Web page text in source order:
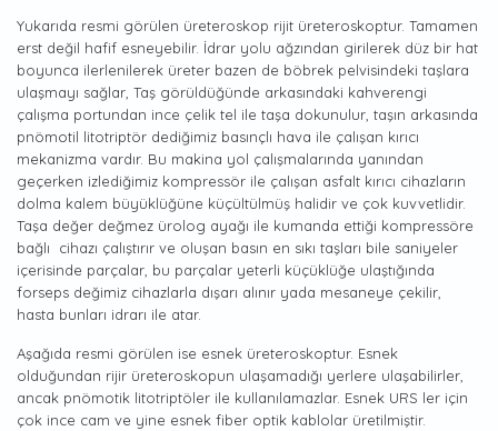
Yukarıda resmi görülen üreteroskop rijit üreteroskoptur. Tamamen
erst değil hafif esneyebilir. İdrar yolu ağzından girilerek düz bir hat
boyunca ilerlenilerek üreter bazen de böbrek pelvisindeki taşlara
ulaşmayı sağlar, Taş görüldüğünde arkasındaki kahverengi
çalışma portundan ince çelik tel ile taşa dokunulur, taşın arkasında
pnömotil litotriptör dediğimiz basınçlı hava ile çalışan kırıcı
mekanizma vardır. Bu makina yol çalışmalarında yanından
geçerken izlediğimiz kompressör ile çalışan asfalt kırıcı cihazların
dolma kalem büyüklüğüne küçültülmüş halidir ve çok kuvvetlidir.
Taşa değer değmez ürolog ayağı ile kumanda ettiği kompressöre
bağlı cihazı çalıştırır ve oluşan basın en sıkı taşları bile saniyeler
içerisinde parçalar, bu parçalar yeterli küçüklüğe ulaştığında
forseps değimiz cihazlarla dışarı alınır yada mesaneye çekilir,
hasta bunları idrarı ile atar.
Aşağıda resmi görülen ise esnek üreteroskoptur. Esnek
olduğundan rijir üreteroskopun ulaşamadığı yerlere ulaşabilirler,
ancak pnömotik litotriptöler ile kullanılamazlar. Esnek URS ler için
çok ince cam ve yine esnek fiber optik kablolar üretilmiştir.